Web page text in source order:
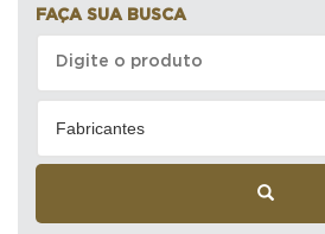
FAÇA SUA BUSCA
Fabricantes